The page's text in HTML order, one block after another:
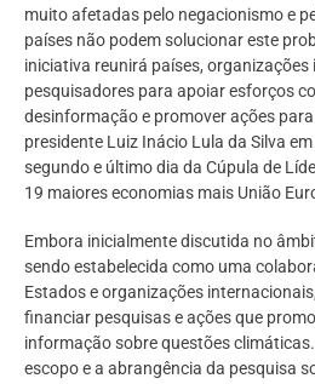
muito afetadas pelo negacionismo e
países não podem solucionar este
iniciativa reunirá países, organizações
pesquisadores para apoiar esforços
desinformação e promover ações para
presidente Luiz Inácio Lula da Silva
segundo e último dia da Cúpula de
19 maiores economias mais União
Embora inicialmente discutida no
sendo estabelecida como uma
Estados e organizações
financiar pesquisas e ações que
informação sobre questões
escopo e a abrangência da pesquisa